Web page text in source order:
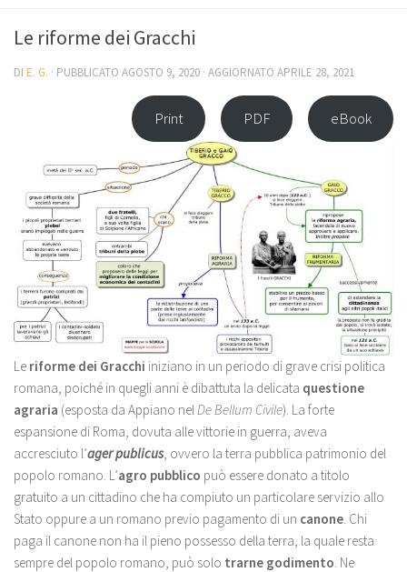
Le riforme dei Gracchi
DI E. G. · PUBBLICATO AGOSTO 9, 2020 · AGGIORNATO APRILE 28, 2021
Print PDF eBook
Le riforme dei Gracchi iniziano in un periodo di grave crisi politica
romana, poiché in quegli anni è dibattuta la delicata questione
agraria (esposta da Appiano nel De Bellum Civile). La forte
espansione di Roma, dovuta alle vittorie in guerra, aveva
accresciuto l’ager publicus, ovvero la terra pubblica patrimonio del
popolo romano. L’agro pubblico può essere donato a titolo
gratuito a un cittadino che ha compiuto un particolare servizio allo
Stato oppure a un romano previo pagamento di un canone . Chi
paga il canone non ha il pieno possesso della terra, la quale resta
sempre del popolo romano, può solo trarne godimento . Ne